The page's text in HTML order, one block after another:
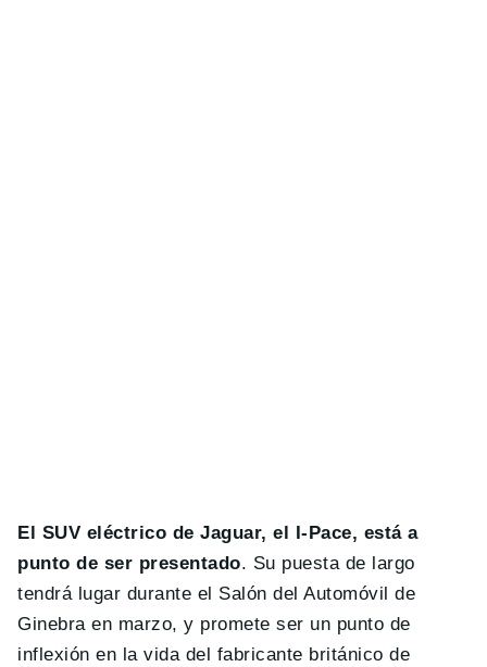
El SUV eléctrico de Jaguar, el I-Pace, está a
punto de ser presentado. Su puesta de largo
tendrá lugar durante el Salón del Automóvil de
Ginebra en marzo, y promete ser un punto de
inflexión en la vida del fabricante británico de